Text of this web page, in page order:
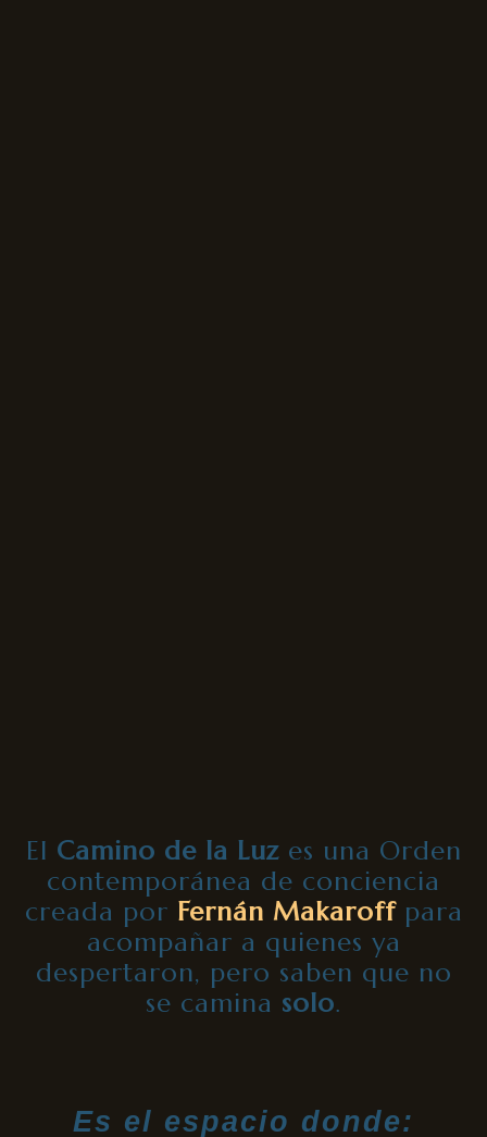
El Camino de la Luzes una Orden
contemporánea de conciencia
creada por Fernán Makaroffpara
acompañar a quienes ya
despertaron, pero saben que no
se camina solo.
Es el espacio donde: